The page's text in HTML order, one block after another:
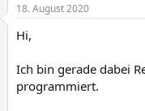
18. August 2020
Hi,
Ich bin gerade dabei
programmiert.